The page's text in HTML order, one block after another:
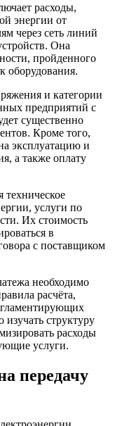
расходы,
энергии от
через сеть линий
Она
пройденного
оборудования.
и категории
предприятий с
существенно
Кроме того,
эксплуатацию и
а также оплату
услуги по
Их стоимость
в
с поставщиком
необходимо
расчёта,
изучать структуру
расходы
услуги.
передачу